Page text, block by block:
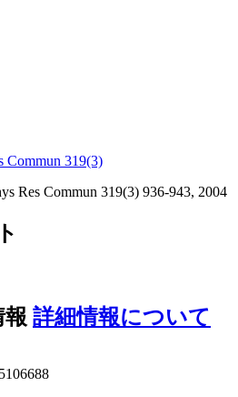
Commun 319(3)
Res Commun 319(3) 936-943, 2004
報 詳細情報について